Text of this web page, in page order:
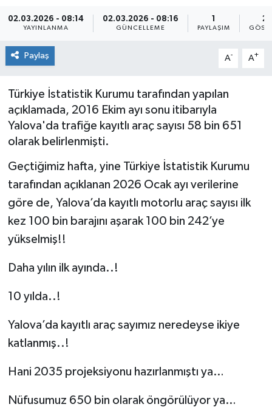
02.03.2026 - 08:14
YAYINLANMA
02.03.2026 - 08:16
GÜNCELLEME
1
PAYLAŞIM
28
Paylaş A- A+
Türkiye İstatistik Kurumu tarafından yapılan
açıklamada, 2016 Ekim ayı sonu itibarıyla
Yalova'da trafiğe kayıtlı araç sayısı 58 bin 651
olarak belirlenmişti.
Geçtiğimiz hafta, yine Türkiye İstatistik Kurumu
tarafından açıklanan 2026 Ocak ayı verilerine
göre de, Yalova’da kayıtlı motorlu araç sayısı ilk
kez 100 bin barajını aşarak 100 bin 242’ye
yükselmiş!!
Daha yılın ilk ayında..!
10 yılda..!
Yalova’da kayıtlı araç sayımız neredeyse ikiye
katlanmış..!
Hani 2035 projeksiyonu hazırlanmıştı ya…
Nüfusumuz 650 bin olarak öngörülüyor ya…
Yaşam